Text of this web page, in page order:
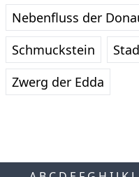
Nebenfluss der
Schmuckstein
Zwerg der Edda